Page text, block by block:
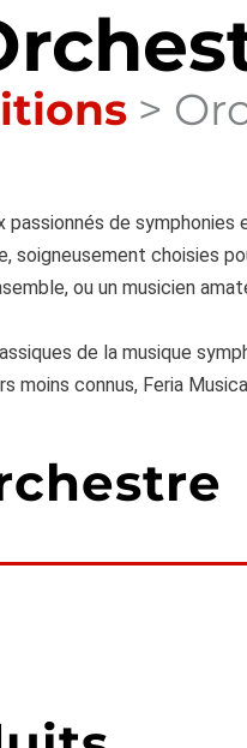
>
passionnés de
choisies
ou un musicien
de la musique
connus, Feria